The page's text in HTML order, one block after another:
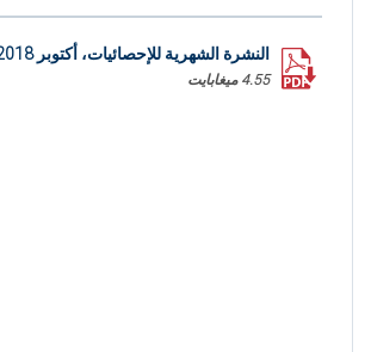
النشرة الشهرية للإحصائيات، أكتوبر 2018
4.55 ميغابايت